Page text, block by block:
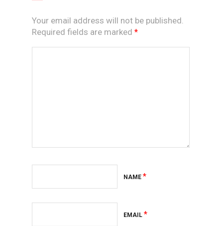
Your email address will not be published.
Required fields are marked *
NAME *
EMAIL *